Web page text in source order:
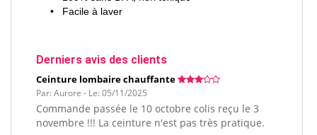
•
Facile à laver
Derniers avis des clients
Ceinture lombaire chauffante
Par: Aurore - Le: 05/11/2025
Commande passée le 10 octobre colis reçu le 3
novembre !!! La ceinture n'est pas très pratique.